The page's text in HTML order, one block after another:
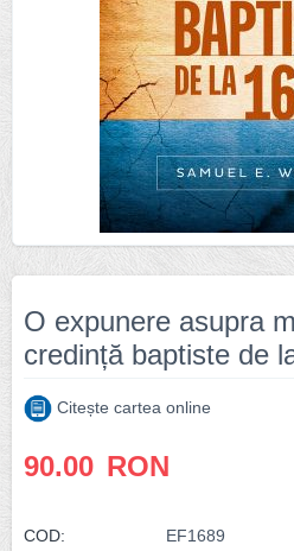
O expunere asupra
credință baptiste de
Citește cartea online
90.00 RON
COD:
EF1689